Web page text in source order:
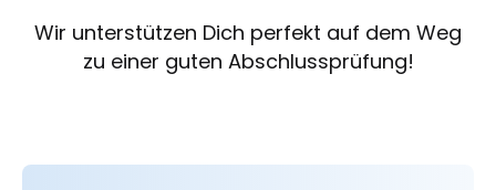
Wir unterstützen Dich perfekt auf dem Weg
zu einer guten Abschlussprüfung!